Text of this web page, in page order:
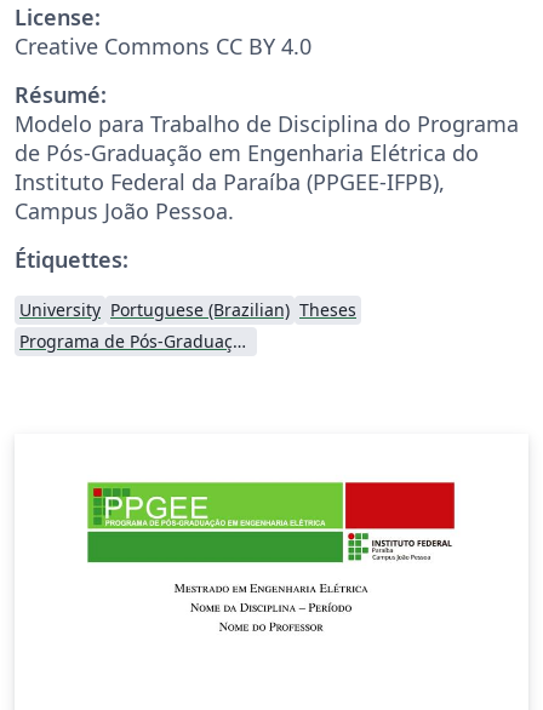
License:
Creative Commons CC BY 4.0
Résumé:
Modelo para Trabalho de Disciplina do Programa
de Pós-Graduação em Engenharia Elétrica do
Instituto Federal da Paraíba (PPGEE-IFPB),
Campus João Pessoa.
Étiquettes:
University Portuguese (Brazilian) Theses
Programa de Pós-Graduação em Engenharia Elétrica